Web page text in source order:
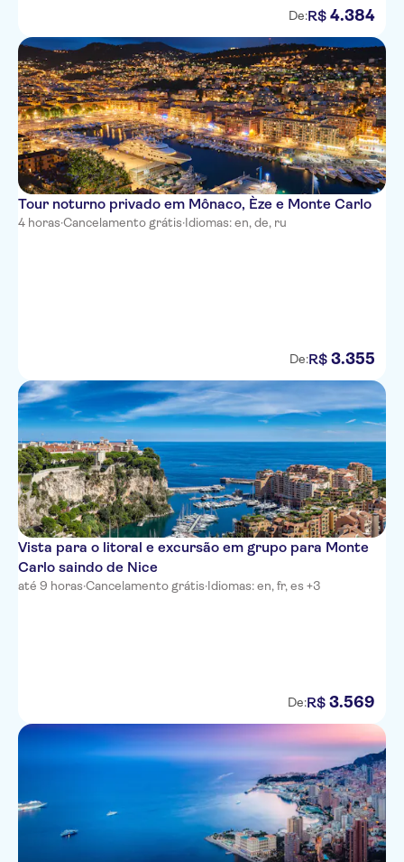
Hotel du Midi
Hotel So’co by HappyCulture
Hotel d'Ostende
Hotel Le Grimaldi by
HappyCulture
Hotel Kyriad Nice Port
Hotel Le Royal
Ibis Styles Nice Airport Arenas
Hotel La Villa Nice Promenade
Kyriad Nice Gare
Residence Lamartine
Park Inn by Radisson Nice
Airport Hotel
Hotel Westminster
Hotel Ellington Nice Centre
Hotel Lepante
Ibis Budget Nice Californie
De:R$ 4.384
Tour noturno privado em Mônaco, Èze e Monte Carlo
4 horas·Cancelamento grátis·Idiomas: en, de, ru
De:R$ 3.355
Vista para o litoral e excursão em grupo para Monte
Carlo saindo de Nice
até 9 horas·Cancelamento grátis·Idiomas: en, fr, es +3
De:R$ 3.569